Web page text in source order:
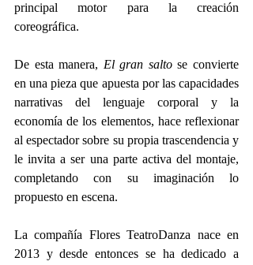
principal motor para la creación
coreográfica.
De esta manera, El gran salto se convierte
en una pieza que apuesta por las capacidades
narrativas del lenguaje corporal y la
economía de los elementos, hace reflexionar
al espectador sobre su propia trascendencia y
le invita a ser una parte activa del montaje,
completando con su imaginación lo
propuesto en escena.
La compañía Flores TeatroDanza nace en
2013 y desde entonces se ha dedicado a